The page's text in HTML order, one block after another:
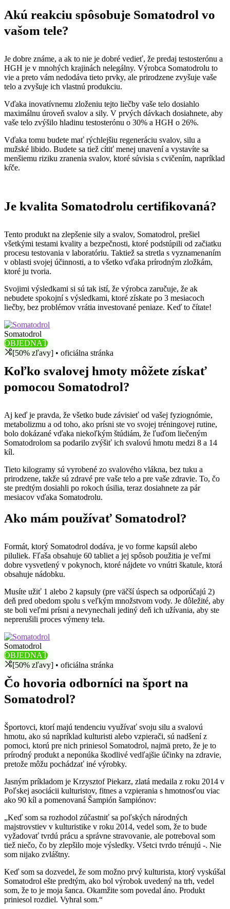
Akú reakciu spôsobuje Somatodrol vo
vašom tele?
Je dobre známe, a ak to nie je dobré vedieť, že predaj testosterónu a
HGH je v mnohých krajinách nelegálny. Výrobca Somatodrolu to
vie a preto vám nedodáva tieto prvky, ale prirodzene zvyšuje vaše
telo a zvyšuje ich vlastnú produkciu.
Vďaka inovatívnemu zloženiu tejto liečby vaše telo dosiahlo
maximálnu úroveň svalov a sily. V prvých dávkach dosiahnete, aby
vaše telo zvýšilo hladinu testosterónu o 30% a HGH o 26%.
Vďaka tomu budete mať rýchlejšiu regeneráciu svalov, silu a
mužské libido. Budete sa tiež cítiť menej unavení a vystavíte sa
menšiemu riziku zranenia svalov, ktoré súvisia s cvičením, napríklad
kŕče.
Je kvalita Somatodrolu certifikovaná?
Tento produkt na zlepšenie sily a svalov, Somatodrol, prešiel
všetkými testami kvality a bezpečnosti, ktoré podstúpili od začiatku
procesu testovania v laboratóriu. Taktiež sa stretla s vyznamenaním
v oblasti svojej účinnosti, a to všetko vďaka prírodným zložkám,
ktoré ju tvoria.
Svojimi výsledkami si sú tak istí, že výrobca zaručuje, že ak
nebudete spokojní s výsledkami, ktoré získate po 3 mesiacoch
liečby, bez problémov vrátia investované peniaze. Keď to čítate!
Somatodrol
OBJEDNAŤ
[50% zľavy] • oficiálna stránka
Koľko svalovej hmoty môžete získať
pomocou Somatodrol?
Aj keď je pravda, že všetko bude závisieť od vašej fyziognómie,
metabolizmu a od toho, ako prísni ste vo svojej tréningovej rutine,
bolo dokázané vďaka niekoľkým štúdiám, že ľuďom liečeným
Somatodrolom sa podarilo zvýšiť ich svalovú hmotu medzi 8 a 14
kíl.
Tieto kilogramy sú vyrobené zo svalového vlákna, bez tuku a
prirodzene, takže sú zdravé pre vaše telo a pre vaše zdravie. To, čo
ste predtým dosiahli po rokoch úsilia, teraz dosiahnete za pár
mesiacov vďaka Somatodrolu.
Ako mám používať Somatodrol?
Formát, ktorý Somatodrol dodáva, je vo forme kapsúl alebo
piluliek. Fľaša obsahuje 60 tabliet a jej spôsob použitia je veľmi
dobre vysvetlený v pokynoch, ktoré nájdete vo vnútri škatule, ktorá
obsahuje nádobku.
Musíte užiť 1 alebo 2 kapsuly (pre väčší úspech sa odporúčajú 2)
deň pred obedom spolu s veľkým množstvom vody. Je dôležité, aby
ste boli veľmi prísni a nevynechali jediný deň ich užívania, aby ste
neprerušili proces výmeny tela.
Somatodrol
OBJEDNAŤ
[50% zľavy] • oficiálna stránka
Čo hovoria odborníci na šport na
Somatodrol?
Športovci, ktorí majú tendenciu využívať svoju silu a svalovú
hmotu, ako sú napríklad kulturisti alebo vzpierači, sú nadšení z
pomoci, ktorú pre nich priniesol Somatodrol, najmä preto, že je to
prírodný produkt a neponúka škodlivé vedľajšie účinky na zdravie,
pretože môžu pochádzať iné výrobky.
Jasným príkladom je Krzysztof Piekarz, zlatá medaila z roku 2014 v
Poľskej asociácii kulturistov, fitnes a vzpierania s hmotnosťou viac
ako 90 kíl a pomenovaná Šampión šampiónov:
„Keď som sa rozhodol zúčastniť sa poľských národných
majstrovstiev v kulturistike v roku 2014, vedel som, že to bude
vyžadovať tvrdú prácu a správne stravovanie, ale potreboval som
tiež niečo, čo by zlepšilo moje výsledky. Všetci tvrdo trénujú -. Nie
som nijako zvláštny.
Keď som sa dozvedel, že som možno prvý kulturista, ktorý vyskúšal
Somatodrol ešte predtým, ako bol výrobok uvedený na trh, vedel
som, že to je moja šanca. Okamžite som povedal áno. Produkt
priniesol rozdiel. Vyhral som.“